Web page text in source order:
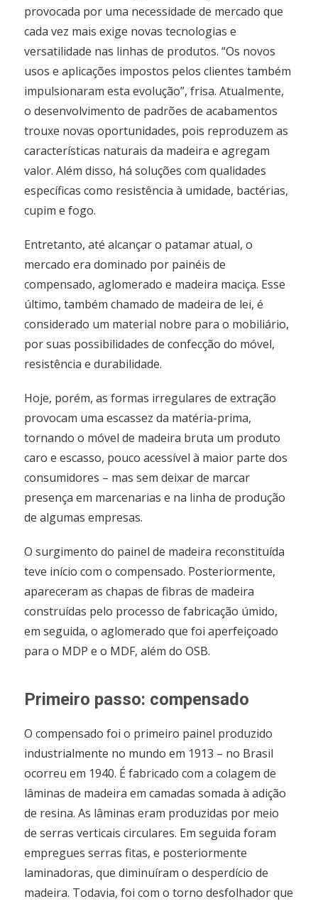
provocada por uma necessidade de mercado que
cada vez mais exige novas tecnologias e
versatilidade nas linhas de produtos. “Os novos
usos e aplicações impostos pelos clientes também
impulsionaram esta evolução”, frisa. Atualmente,
o desenvolvimento de padrões de acabamentos
trouxe novas oportunidades, pois reproduzem as
características naturais da madeira e agregam
valor. Além disso, há soluções com qualidades
específicas como resistência à umidade, bactérias,
cupim e fogo.
Entretanto, até alcançar o patamar atual, o
mercado era dominado por painéis de
compensado, aglomerado e madeira maciça. Esse
último, também chamado de madeira de lei, é
considerado um material nobre para o mobiliário,
por suas possibilidades de confecção do móvel,
resistência e durabilidade.
Hoje, porém, as formas irregulares de extração
provocam uma escassez da matéria-prima,
tornando o móvel de madeira bruta um produto
caro e escasso, pouco acessível à maior parte dos
consumidores – mas sem deixar de marcar
presença em marcenarias e na linha de produção
de algumas empresas.
O surgimento do painel de madeira reconstituída
teve início com o compensado. Posteriormente,
apareceram as chapas de fibras de madeira
construídas pelo processo de fabricação úmido,
em seguida, o aglomerado que foi aperfeiçoado
para o MDP e o MDF, além do OSB.
Primeiro passo: compensado
O compensado foi o primeiro painel produzido
industrialmente no mundo em 1913 – no Brasil
ocorreu em 1940. É fabricado com a colagem de
lâminas de madeira em camadas somada à adição
de resina. As lâminas eram produzidas por meio
de serras verticais circulares. Em seguida foram
empregues serras fitas, e posteriormente
laminadoras, que diminuíram o desperdício de
madeira. Todavia, foi com o torno desfolhador que